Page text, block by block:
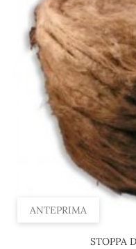
ANTEPRIMA
STOPPA